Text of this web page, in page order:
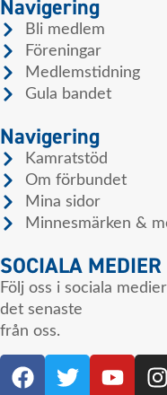
Navigering
Bli medlem
Föreningar
Medlemstidning
Gula bandet
Navigering
Kamratstöd
Om förbundet
Mina sidor
Minnesmärken &
SOCIALA MEDIER
Följ oss i sociala
det senaste
från oss.